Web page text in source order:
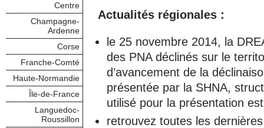
Centre
Champagne-
Ardenne
Corse
Franche-Comté
Haute-Normandie
Île-de-France
Languedoc-
Roussillon
Actualités régionales :
le 25 novembre 2014, la
des PNA déclinés sur le
d’avancement de la
présentée par la SHNA,
utilisé pour la présentation
retrouvez toutes les